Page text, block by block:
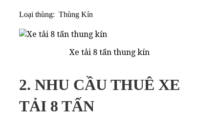
Loại thùng: Thùng Kín
Xe tải 8 tấn thung kín
2. NHU CẦU THUÊ XE
TẢI 8 TẤN